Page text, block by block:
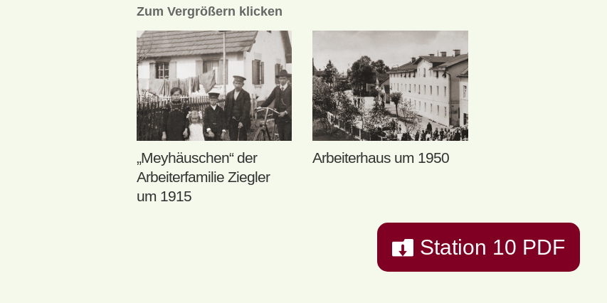
Zum Vergrößern klicken
„Meyhäuschen“ der
Arbeiterfamilie Ziegler
um 1915
Arbeiterhaus um 1950
Station 10 PDF